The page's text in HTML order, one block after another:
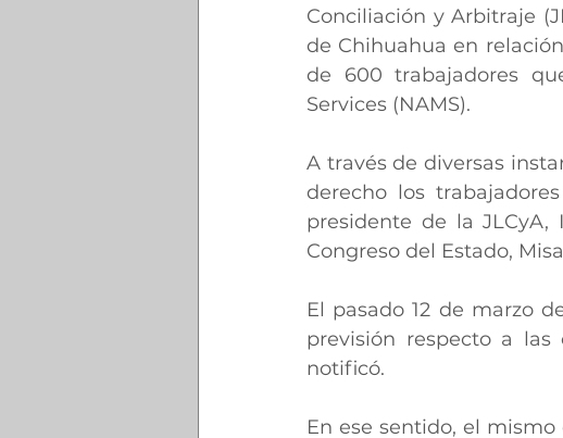
Conciliación y Arbitraje
de Chihuahua en
de 600 trabajadores
Services (NAMS).
A través de diversas
derecho los
presidente de la JLCyA,
Congreso del Estado,
El pasado 12 de marzo
previsión respecto a las
notificó.
En ese sentido, el